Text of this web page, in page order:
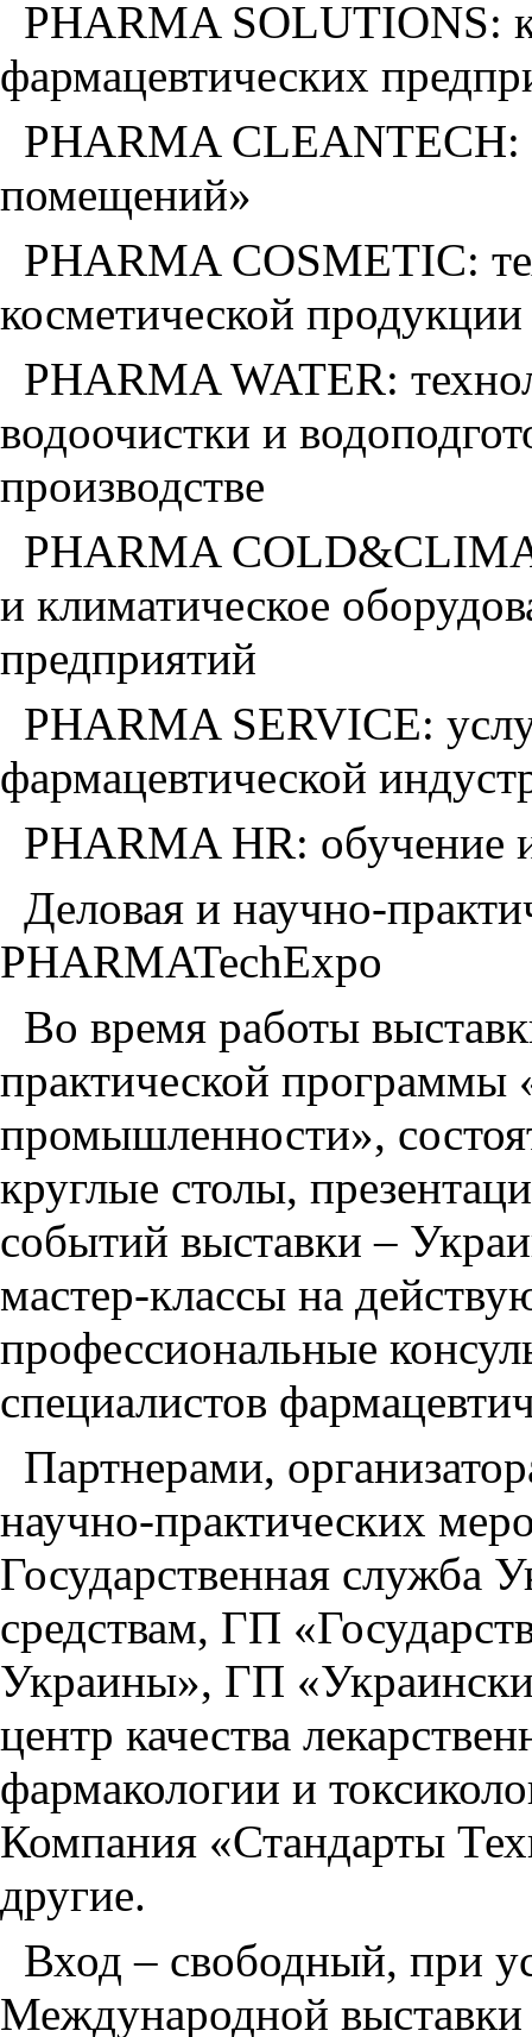
PHARMA SOLUTIONS:
фармацевтических
PHARMA CLEANTECH:
помещений»
PHARMA COSMETIC:
косметической продукции
PHARMA WATER:
водоочистки и
производстве
PHARMA
и климатическое
предприятий
PHARMA SERVICE:
фармацевтической
PHARMA HR: обучение
Деловая и научно-
PHARMATechExpo
Во время работы
практической программы
промышленности»,
круглые столы,
событий выставки –
мастер-классы на
профессиональные
специалистов
Партнерами,
научно-практических
Государственная служба
средствам, ГП
Украины», ГП
центр качества
фармакологии и
Компания «Стандарты
другие.
Вход – свободный, при
Международной